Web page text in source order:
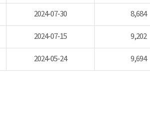
2024-07-30 8,684
2024-07-15 9,202
2024-05-24 9,694